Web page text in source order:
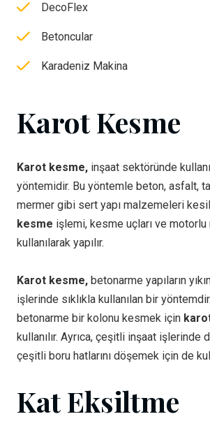
DecoFlex
Betoncular
Karadeniz Makina
Karot Kesme
Karot kesme, inşaat sektöründe
yöntemidir. Bu yöntemle beton, asfalt,
mermer gibi sert yapı malzemeleri
kesme işlemi, kesme uçları ve motorlu
kullanılarak yapılır.
Karot kesme, betonarme yapıların
işlerinde sıklıkla kullanılan bir
betonarme bir kolonu kesmek için
kullanılır. Ayrıca, çeşitli inşaat işlerinde
çeşitli boru hatlarını döşemek için de
Kat Eksiltme